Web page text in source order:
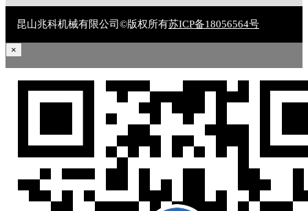
昆山兆科机械有限公司©版权所有苏ICP备18056564号
×